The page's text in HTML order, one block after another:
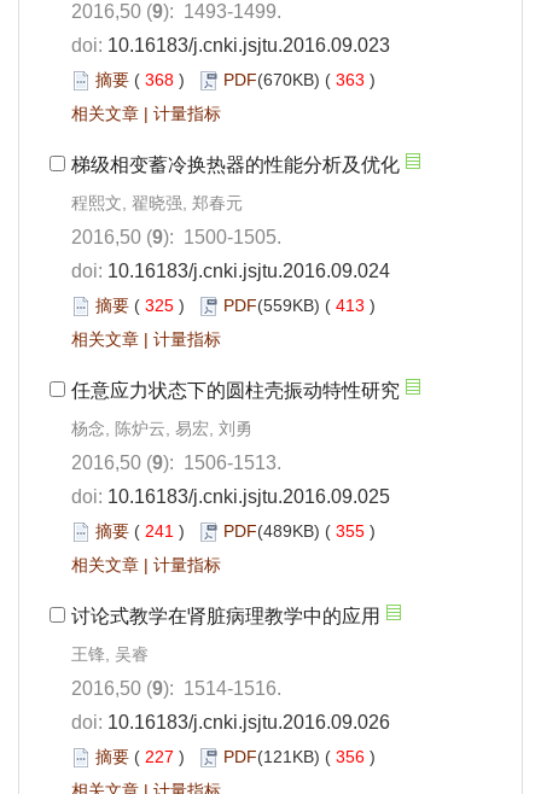
2016,50 (9): 1493-1499.
doi: 10.16183/j.cnki.jsjtu.2016.09.023
摘要 ( 368 ) PDF(670KB) ( 363 )
相关文章 | 计量指标
梯级相变蓄冷换热器的性能分析及优化
程熙文, 翟晓强, 郑春元
2016,50 (9): 1500-1505.
doi: 10.16183/j.cnki.jsjtu.2016.09.024
摘要 ( 325 ) PDF(559KB) ( 413 )
相关文章 | 计量指标
任意应力状态下的圆柱壳振动特性研究
杨念, 陈炉云, 易宏, 刘勇
2016,50 (9): 1506-1513.
doi: 10.16183/j.cnki.jsjtu.2016.09.025
摘要 ( 241 ) PDF(489KB) ( 355 )
相关文章 | 计量指标
讨论式教学在肾脏病理教学中的应用
王锋, 吴睿
2016,50 (9): 1514-1516.
doi: 10.16183/j.cnki.jsjtu.2016.09.026
摘要 ( 227 ) PDF(121KB) ( 356 )